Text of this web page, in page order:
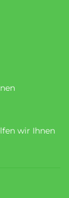
wir Ihnen